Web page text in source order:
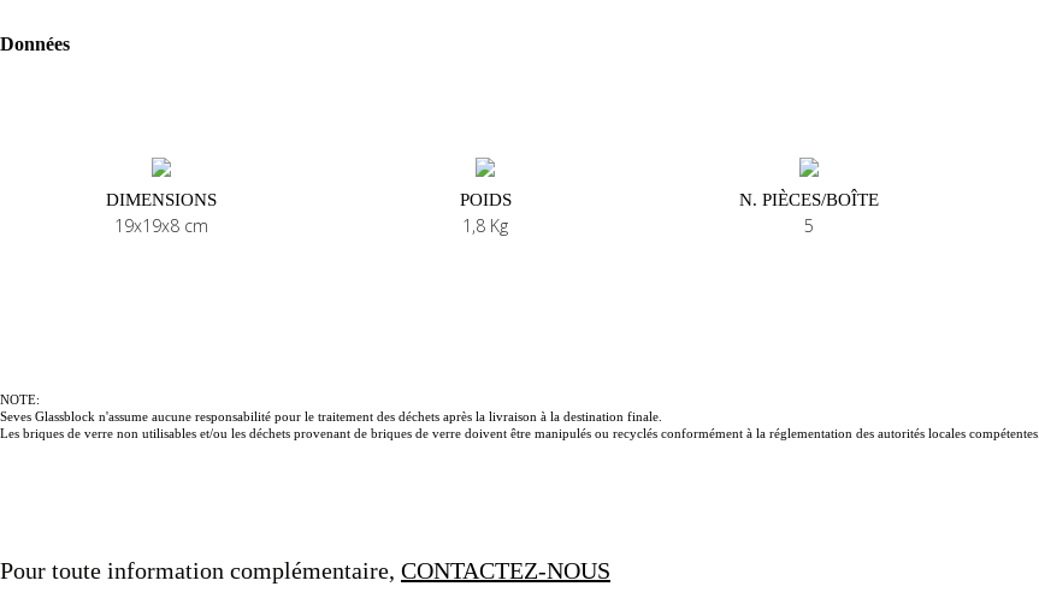
Données
DIMENSIONS
19x19x8 cm
POIDS
1,8 Kg
N. PIÈCES/BOÎTE
5
NOTE:
Seves Glassblock n'assume aucune responsabilité pour le traitement des déchets après la livraison à la destination finale.
Les briques de verre non utilisables et/ou les déchets provenant de briques de verre doivent être manipulés ou recyclés conformément à la réglementation des autorités locales compétentes.
Pour toute information complémentaire, CONTACTEZ-NOUS